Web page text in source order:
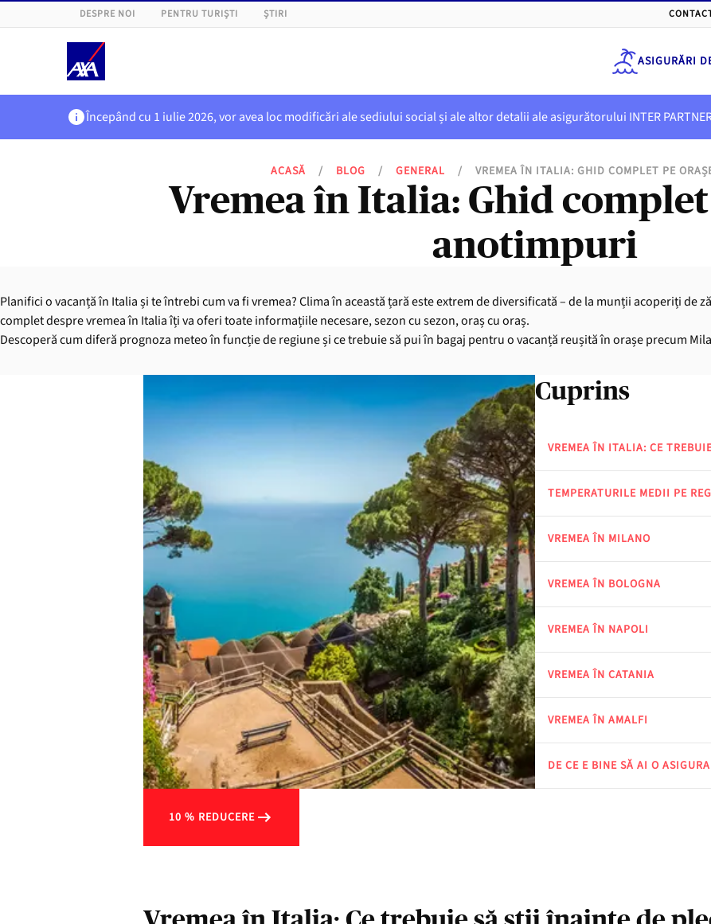
DESPRE NOI PENTRU TURIȘTI ȘTIRI
ASIGURĂRI
Începând cu 1 iulie 2026, vor avea loc modificări ale sediului social și ale altor detalii ale asigurătorului INTER
ACASĂ / BLOG / GENERAL / VREMEA ÎN ITALIA: GHID COMPLET PE
Vremea în Italia: Ghid complet
anotimpuri
Planifici o vacanță în Italia și te întrebi cum va fi vremea? Clima în această țară este extrem de diversificată – de la munții acoperiți de
complet despre vremea în Italia îți va oferi toate informațiile necesare, sezon cu sezon, oraș cu oraș.
Descoperă cum diferă prognoza meteo în funcție de regiune și ce trebuie să pui în bagaj pentru o vacanță reușită în orașe precum
Cuprins
VREMEA ÎN ITALIA: CE
TEMPERATURILE MEDII PE
VREMEA ÎN MILANO
VREMEA ÎN BOLOGNA
VREMEA ÎN NAPOLI
VREMEA ÎN CATANIA
VREMEA ÎN AMALFI
DE CE E BINE SĂ AI O
10 % REDUCERE